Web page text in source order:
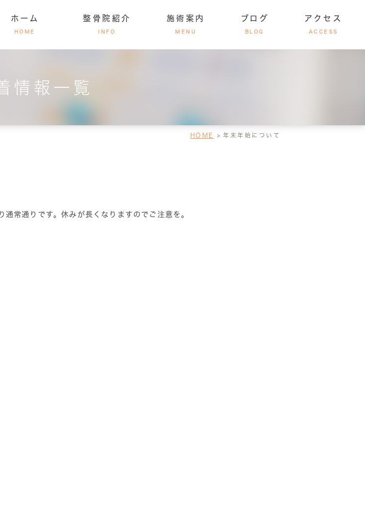
ホーム
HOME
整骨院紹介
INFO
副院長紹介
施術案内
MENU
脊椎骨盤矯正法について
ブログ
BLOG
アクセス
ACCESS
情報一覧
HOME 年末年始について
常通りです。休みが長くなりますのでご注意を。